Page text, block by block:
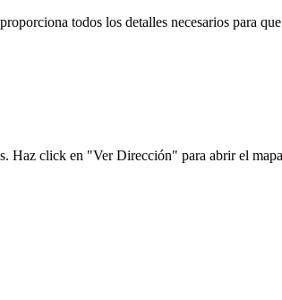
todos los detalles necesarios para
Haz click en "Ver Dirección" para abrir el